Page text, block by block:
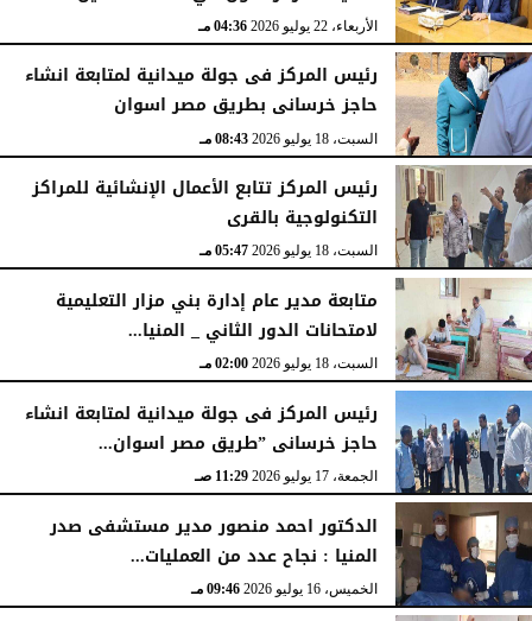
الأربعاء، 22 يوليو 2026 04:36 مـ
رئيس المركز فى جولة ميدانية لمتابعة انشاء
حاجز خرسانى بطريق مصر اسوان
السبت، 18 يوليو 2026 08:43 مـ
رئيس المركز تتابع الأعمال الإنشائية للمراكز
التكنولوجية بالقرى
السبت، 18 يوليو 2026 05:47 مـ
متابعة مدير عام إدارة بني مزار التعليمية
لامتحانات الدور الثاني _ المنيا...
السبت، 18 يوليو 2026 02:00 مـ
رئيس المركز فى جولة ميدانية لمتابعة انشاء
حاجز خرسانى ”طريق مصر اسوان...
الجمعة، 17 يوليو 2026 11:29 صـ
الدكتور احمد منصور مدير مستشفى صدر
المنيا : نجاح عدد من العمليات...
الخميس، 16 يوليو 2026 09:46 مـ